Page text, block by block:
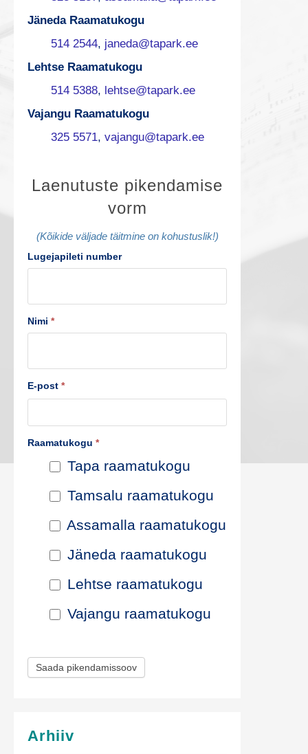
Jäneda Raamatukogu
514 2544, janeda@tapark.ee
Lehtse Raamatukogu
514 5388, lehtse@tapark.ee
Vajangu Raamatukogu
325 5571, vajangu@tapark.ee
L
n
t
s
t
e
i
e
Laenutuste pikendamise
vorm
(Kõikide väljade täitmine on kohustuslik!)
Lugejapileti number
Nimi *
E-post *
Raamatukogu *
Tapa raamatukogu
Tamsalu raamatukogu
Assamalla raamatukogu
Jäneda raamatukogu
Lehtse raamatukogu
Vajangu raamatukogu
Saada pikendamissoov
Arhiiv